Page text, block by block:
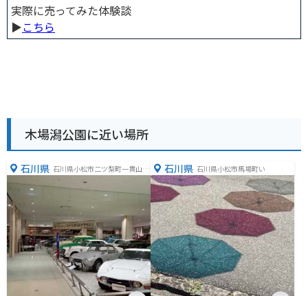
実際に売ってみた体験談
▶︎こちら
木場潟公園に近い場所
石川県 石川県小松市二ツ梨町一貫山４
石川県 石川県小松市馬場町い